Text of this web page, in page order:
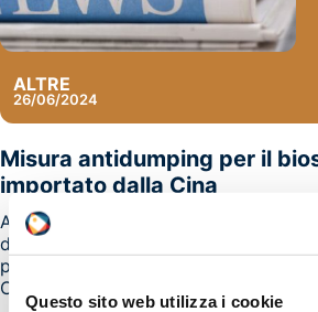
Questo sito web utilizza i cookie
ALTRE
26/06/2024
Misura antidumping per il
importato dalla Cina
A seguito della denuncia presentata il
dall’European Titanium Dioxide Ad
per conto di un gruppo fabbricanti
Commissione Europea ha adottato,